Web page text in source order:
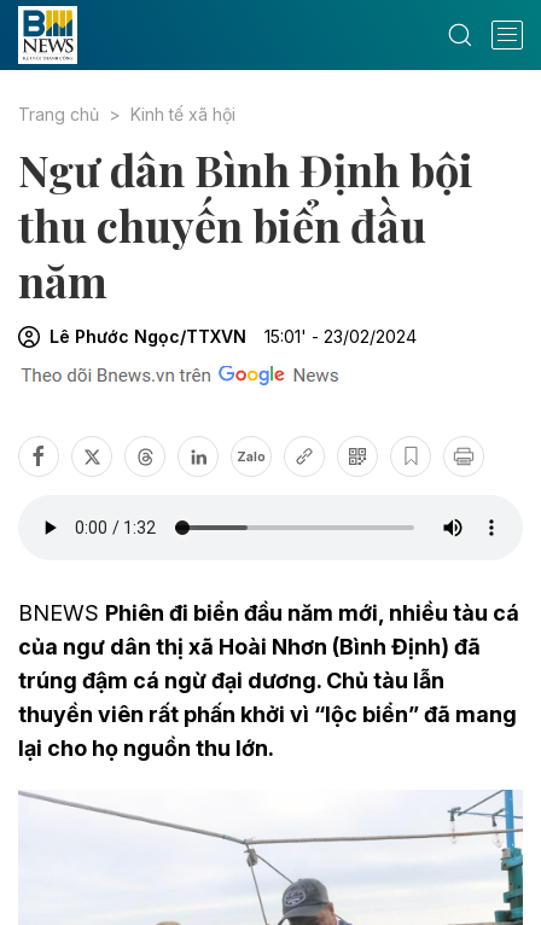
Trang chủ Kinh tế xã hội
Ngư dân Bình Định bội
thu chuyến biển đầu
năm
Lê Phước Ngọc/TTXVN 15:01' - 23/02/2024
Zalo
BNEWS Phiên đi biển đầu năm mới, nhiều tàu cá
của ngư dân thị xã Hoài Nhơn (Bình Định) đã
trúng đậm cá ngừ đại dương. Chủ tàu lẫn
thuyền viên rất phấn khởi vì “lộc biển” đã mang
lại cho họ nguồn thu lớn.